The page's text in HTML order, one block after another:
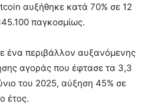
αυξήθηκε κατά 70% σε 12
παγκοσμίως.
ένα περιβάλλον αυξανόμενης
αγοράς που έφτασε τα 3,3
του 2025, αύξηση 45% σε
έτος.